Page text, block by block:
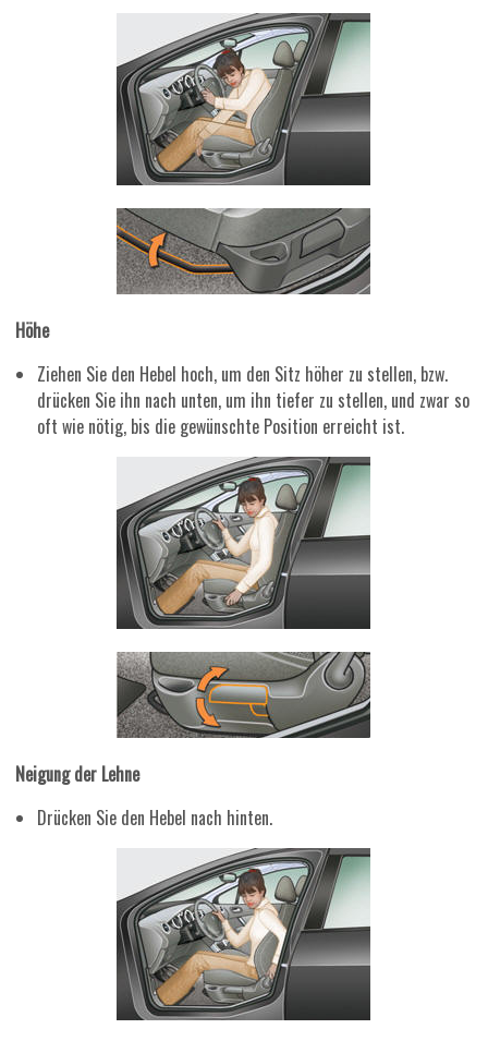
Höhe
Ziehen Sie den Hebel hoch, um den Sitz höher zu stellen, bzw.
drücken Sie ihn nach unten, um ihn tiefer zu stellen, und zwar so
oft wie nötig, bis die gewünschte Position erreicht ist.
Neigung der Lehne
Drücken Sie den Hebel nach hinten.